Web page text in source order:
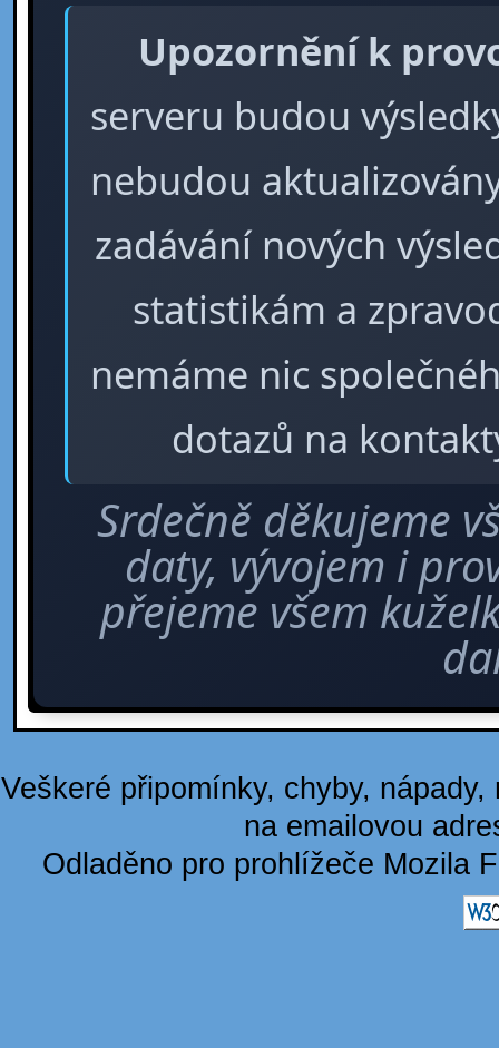
Upozornění k
serveru budou
nebudou
zadávání nových
statistikám a
nemáme nic
dotazů na
Srdečně děkujeme
daty, vývojem i
přejeme všem
Veškeré připomínky, chyby,
na emailovou
Odladěno pro prohlížeče Mozila